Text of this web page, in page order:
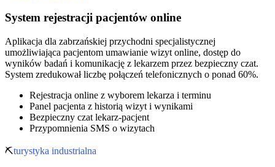
System rejestracji pacjentów online
Aplikacja dla zabrzańskiej przychodni specjalistycznej
umożliwiająca pacjentom umawianie wizyt online, dostęp do
wyników badań i komunikację z lekarzem przez bezpieczny czat.
System zredukował liczbę połączeń telefonicznych o ponad 60%.
Rejestracja online z wyborem lekarza i terminu
Panel pacjenta z historią wizyt i wynikami
Bezpieczny czat lekarz-pacjent
Przypomnienia SMS o wizytach
⛏️turystyka industrialna